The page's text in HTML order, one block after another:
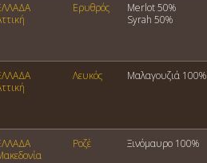
Ερυθρός
Merlot 50%
Syrah 50%
Λευκός Μαλαγουζιά 100%
Ροζέ Ξινόμαυρο 100%